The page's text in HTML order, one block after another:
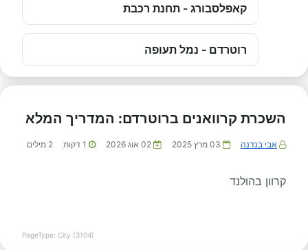
קאפלסבורג - תחנת רכבת
רוטרדם - נמל תעופה
השכרת קרוואנים ברוטרדם: המדריך המלא
אבי בנדנה 03 מרץ 2025 02 אוג 2026 1 דקות 2 מילים
קרוון בהולנד
PageType: City (3104)